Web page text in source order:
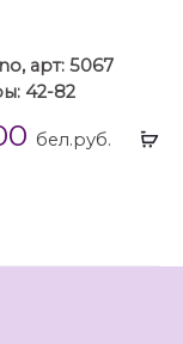
арт: 5067
42-82
бел.руб.